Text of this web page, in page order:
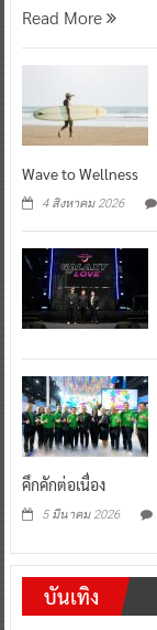
Read More
Wave to Wellness
4 สิงหาคม 2026
คึกคักต่อเนื่อง
5 มีนาคม 2026
บันเทิง